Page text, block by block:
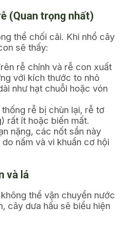
(Quan trọng nhất)
thể chối cãi. Khi nhổ cây
sẽ thấy:
rễ chính và rễ con xuất
với kích thước to nhỏ
như hạt chuỗi hoặc vón
thống rễ bị chùn lại, rễ tơ
rất ít hoặc biến mất.
nặng, các nốt sần này
nấm và vi khuẩn cơ hội
và lá
thể vận chuyển nước
cây dưa hấu sẽ biểu hiện